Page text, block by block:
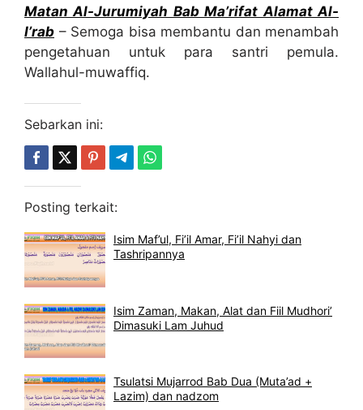
Matan Al-Jurumiyah Bab Ma’rifat Alamat Al-
I’rab – Semoga bisa membantu dan menambah
pengetahuan untuk para santri pemula.
Wallahul-muwaffiq.
Sebarkan ini:
Posting terkait:
Isim Maf’ul, Fi’il Amar, Fi’il Nahyi dan
Tashripannya
Isim Zaman, Makan, Alat dan Fiil Mudhori’
Dimasuki Lam Juhud
Tsulatsi Mujarrod Bab Dua (Muta’ad +
Lazim) dan nadzom